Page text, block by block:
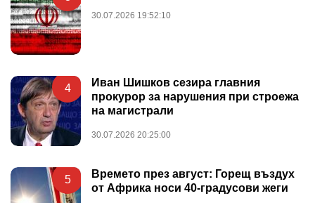
30.07.2026 19:52:10
4
Иван Шишков сезира главния
прокурор за нарушения при строежа
на магистрали
30.07.2026 20:25:00
5
Времето през август: Горещ въздух
от Африка носи 40-градусови жеги